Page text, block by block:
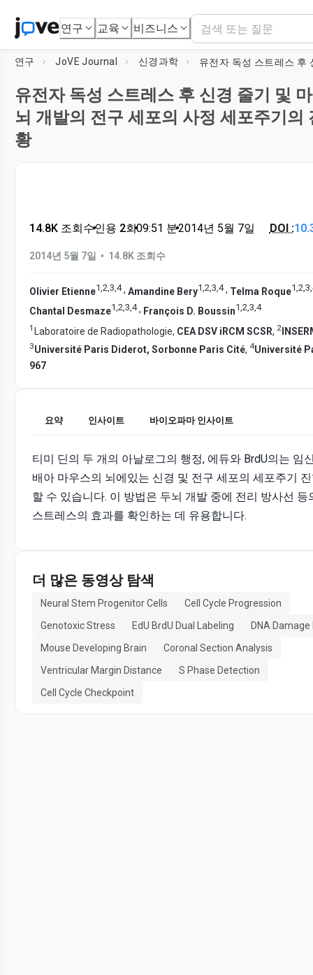
연구 교육 비즈니스
연구 JoVE Journal 신경과학
유전자 독성 스트레스 후 신경 줄기 및
뇌 개발의 전구 세포의 사정 세포주기의
황
14.8K 조회수•인용 2회•09:51 분•2014년 5월 7일 DOI :
2014년 5월 7일 • 14.8K 조회수
Olivier Etienne1,2,3,4, Amandine Bery1,2,3,4, Telma Roque1,2,3,
Chantal Desmaze1 2 3 4, François D. Boussin1 2 3 4
1 Laboratoire de Radiopathologie, CEA DSV iRCM SCSR, 2
3Université Paris Diderot, Sorbonne Paris Cité, 4Université
967
요약 인사이트 바이오파마 인사이트
티미 딘의 두 개의 아날로그의 행정, 에듀와 BrdU의는 임
배아 마우스의 뇌에있는 신경 및 전구 세포의 세포주기
할 수 있습니다. 이 방법은 두뇌 개발 중에 전리 방사선 등
스트레스의 효과를 확인하는 데 유용합니다.
더 많은 동영상 탐색
Neural Stem Progenitor Cells
Cell Cycle Progression
Genotoxic Stress
EdU BrdU Dual Labeling
DNA
Mouse Developing Brain
Coronal Section Analysis
Ventricular Margin Distance
S Phase Detection
Cell Cycle Checkpoint